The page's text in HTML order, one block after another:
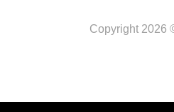
Copyright 2026